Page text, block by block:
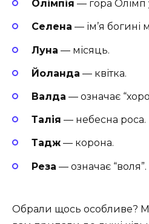
Олімпія — гора Олімп
Селена — ім’я богині
Луна — місяць.
Йоланда — квітка.
Валда — означає
Талія — небесна роса.
Тадж — корона.
Реза — означає “воля”.
Обрали щось особливе?